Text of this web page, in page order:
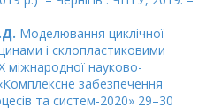
Моделювання циклічної
і склопластиковими
науково-
забезпечення
та систем-2020» 29–30